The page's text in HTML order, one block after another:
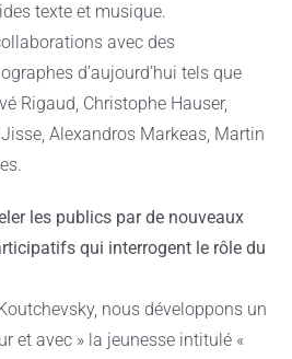
texte et musique.
avec des
d’aujourd’hui tels que
Rigaud, Christophe Hauser,
Alexandros Markeas, Martin
les publics par de nouveaux
qui interrogent le rôle du
nous développons un
et avec » la jeunesse intitulé «